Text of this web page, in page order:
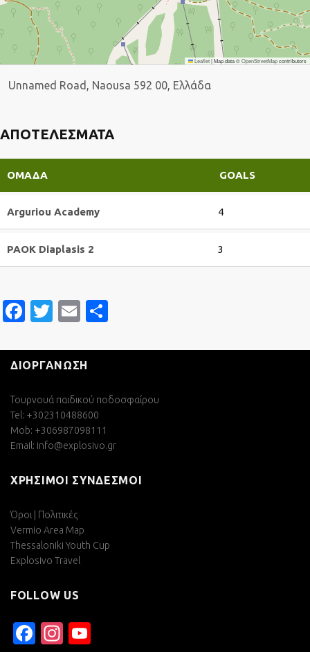
Leaflet|Map data ©OpenStreetMapcontributors
Unnamed Road, Naousa 592 00, Ελλάδα
ΑΠΟΤΕΛΈΣΜΑΤΑ
ΟΜΆΔΑ GOALS
Arguriou Academy 4
PAOK Diaplasis 2 3
Facebook
Twitter
Email
ΔΙΟΡΓΑΝΩΣΗ
Τουρνουά παιδικού ποδοσφαίρου
Tel: +302310488600
Mob: +306987098111
Email: info@explosivo.gr
ΧΡΗΣΙΜΟΙ ΣΥΝΔΕΣΜΟΙ
Όροι | Πολιτικές
Vermio Area Map
Thessaloniki Youth Cup
Explosivo Travel
FOLLOW US
Facebook
Instagram